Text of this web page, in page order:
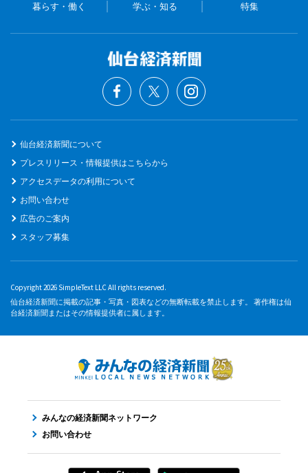
暮らす・働く 学ぶ・知る 特集
仙台経済新聞について
プレスリリース・情報提供はこちらから
アクセスデータの利用について
お問い合わせ
広告のご案内
スタッフ募集
Copyright 2026 SimpleText LLC All rights reserved.
仙台経済新聞に掲載の記事・写真・図表などの無断転載を禁止します。 著作権は仙
台経済新聞またはその情報提供者に属します。
みんなの経済新聞ネットワーク
お問い合わせ